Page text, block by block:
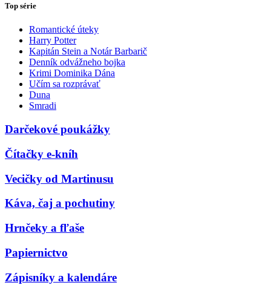
Top série
Romantické úteky
Harry Potter
Kapitán Stein a Notár Barbarič
Denník odvážneho bojka
Krimi Dominika Dána
Učím sa rozprávať
Duna
Smradi
Darčekové poukážky
Čítačky e-kníh
Vecičky od Martinusu
Káva, čaj a pochutiny
Hrnčeky a fľaše
Papiernictvo
Zápisníky a kalendáre